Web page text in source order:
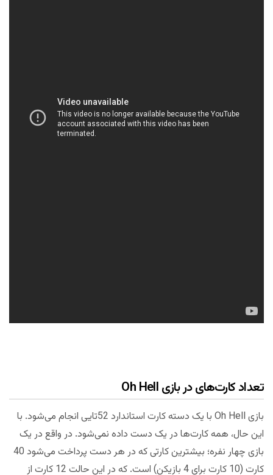
تعداد کارت‌های در بازیOh Hell
بازی Oh Hell با یک دسته کارت استاندارد 52تایی انجام می‌شود. با
این حال، همه کارت‌ها در یک دست داده نمی‌شود. در واقع در یک
بازی چهار نفره؛ بیشترین کارتی که در هر دست پرداخت می‌شود 40
کارت (10 کارت برای 4 بازیکن) است. که در این حالت 12 کارت از